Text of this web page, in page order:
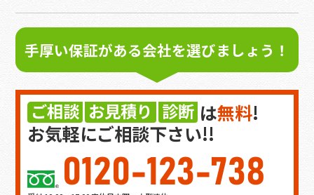
手厚い保証がある会社を選びましょう！
ご相談 お見積り 診断 は無料!
お気軽にご相談下さい!!
0120-123-738